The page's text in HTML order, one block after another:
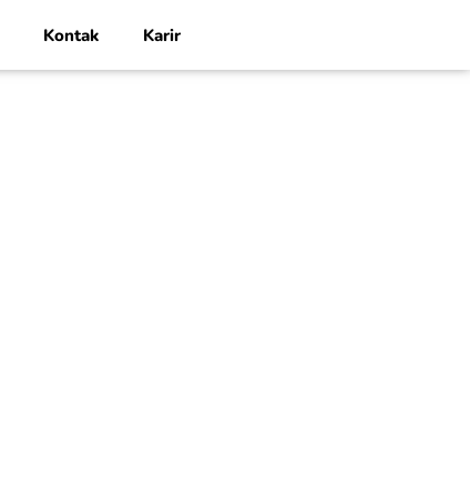
Kontak Karir